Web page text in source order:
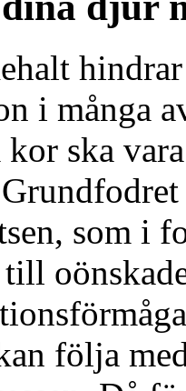
i många
ska
som i
till
följa